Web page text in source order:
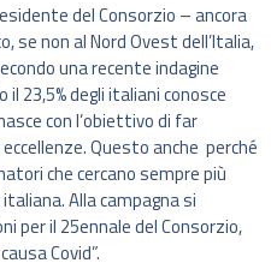
del Consorzio – ancora
se non al Nord Ovest dell’Italia,
una recente indagine
23,5% degli italiani conosce
con l’obiettivo di far
Questo anche perché
che cercano sempre più
Alla campagna si
per il 25ennale del Consorzio,
Covid”.